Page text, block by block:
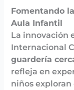
Fomentando
Aula Infantil
La innovación
Internacional
guardería
refleja en
niños